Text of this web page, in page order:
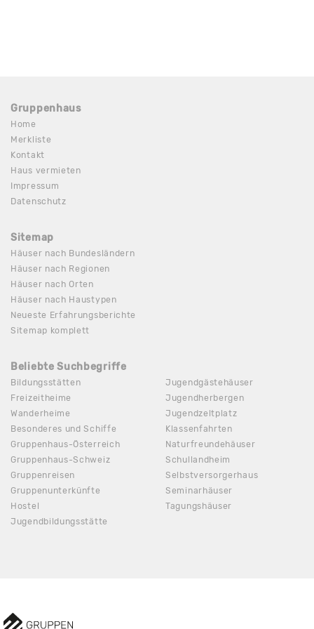
Gruppenhaus
Home
Merkliste
Kontakt
Haus vermieten
Impressum
Datenschutz
Sitemap
Häuser nach Bundesländern
Häuser nach Regionen
Häuser nach Orten
Häuser nach Haustypen
Neueste Erfahrungsberichte
Sitemap komplett
Beliebte Suchbegriffe
Bildungsstätten
Freizeitheime
Wanderheime
Besonderes und Schiffe
Gruppenhaus-Österreich
Gruppenhaus-Schweiz
Gruppenreisen
Gruppenunterkünfte
Hostel
Jugendbildungsstätte
Jugendgästehäuser
Jugendherbergen
Jugendzeltplatz
Klassenfahrten
Naturfreundehäuser
Schullandheim
Selbstversorgerhaus
Seminarhäuser
Tagungshäuser